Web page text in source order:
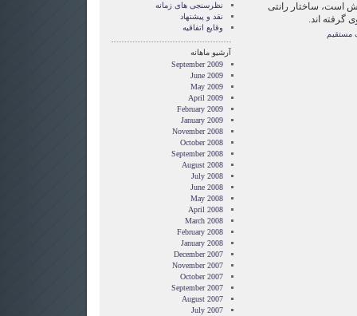
است، ساختار رانتی
گرفته اند.
مستقیم
نظرسنجی های زمانه
نقد و پيشنهاد
وقايع اتفاقيه
آرشیو ماهانه
September 2009
June 2009
May 2009
April 2009
February 2009
January 2009
November 2008
October 2008
September 2008
August 2008
July 2008
June 2008
May 2008
April 2008
March 2008
February 2008
January 2008
December 2007
November 2007
October 2007
September 2007
August 2007
July 2007